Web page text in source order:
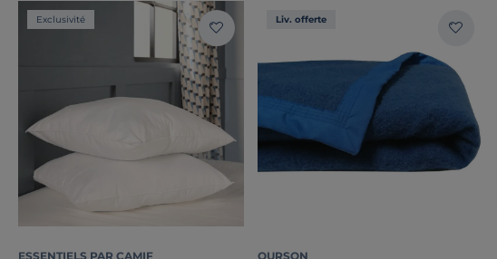
Exclusivité
ESSENTIELS PAR CAMIF
Liv. offerte
OURSON